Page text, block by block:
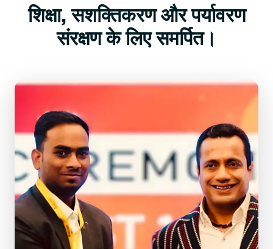
शिक्षा, सशक्तिकरण और पर्यावरण
संरक्षण के लिए समर्पित।